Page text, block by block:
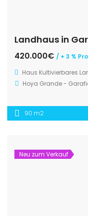
Landhaus in
420.000€ / + 3 %
Haus Kultivierbares
Hoya Grande -
90 m2
Neu zum Verkauf